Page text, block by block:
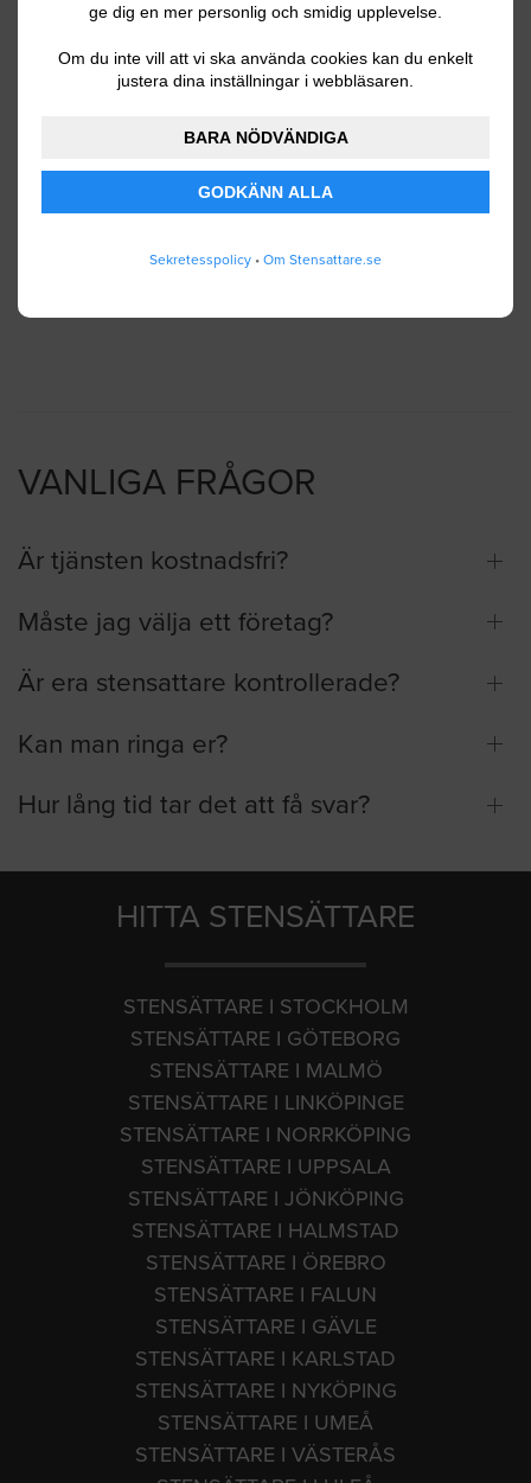
ge dig en mer personlig och smidig upplevelse.
Om du inte vill att vi ska använda cookies kan du enkelt
justera dina inställningar i webbläsaren.
BARA NÖDVÄNDIGA
GODKÄNN ALLA
Sekretesspolicy • Om Stensattare.se
använder mina personuppgifter enligt
SKICKA IN
VANLIGA FRÅGOR
Är tjänsten kostnadsfri?
Måste jag välja ett företag?
Är era stensattare kontrollerade?
Kan man ringa er?
Hur lång tid tar det att få svar?
HITTA STENSÄTTARE
STENSÄTTARE I STOCKHOLM
STENSÄTTARE I GÖTEBORG
STENSÄTTARE I MALMÖ
STENSÄTTARE I LINKÖPINGE
STENSÄTTARE I NORRKÖPING
STENSÄTTARE I UPPSALA
STENSÄTTARE I JÖNKÖPING
STENSÄTTARE I HALMSTAD
STENSÄTTARE I ÖREBRO
STENSÄTTARE I FALUN
STENSÄTTARE I GÄVLE
STENSÄTTARE I KARLSTAD
STENSÄTTARE I NYKÖPING
STENSÄTTARE I UMEÅ
STENSÄTTARE I VÄSTERÅS